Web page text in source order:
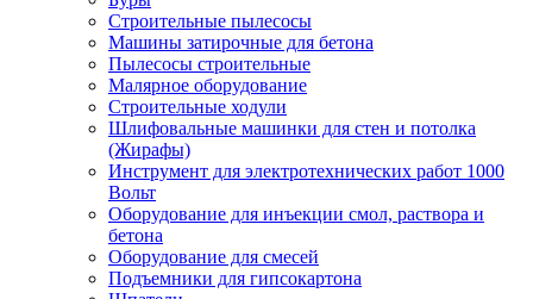
Строительные пылесосы
Машины затирочные для бетона
Пылесосы строительные
Малярное оборудование
Строительные ходули
Шлифовальные машинки для стен и потолка
(Жирафы)
Инструмент для электротехнических работ 1000
Вольт
Оборудование для инъекции смол, раствора и
бетона
Оборудование для смесей
Подъемники для гипсокартона